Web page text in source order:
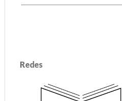
Redes